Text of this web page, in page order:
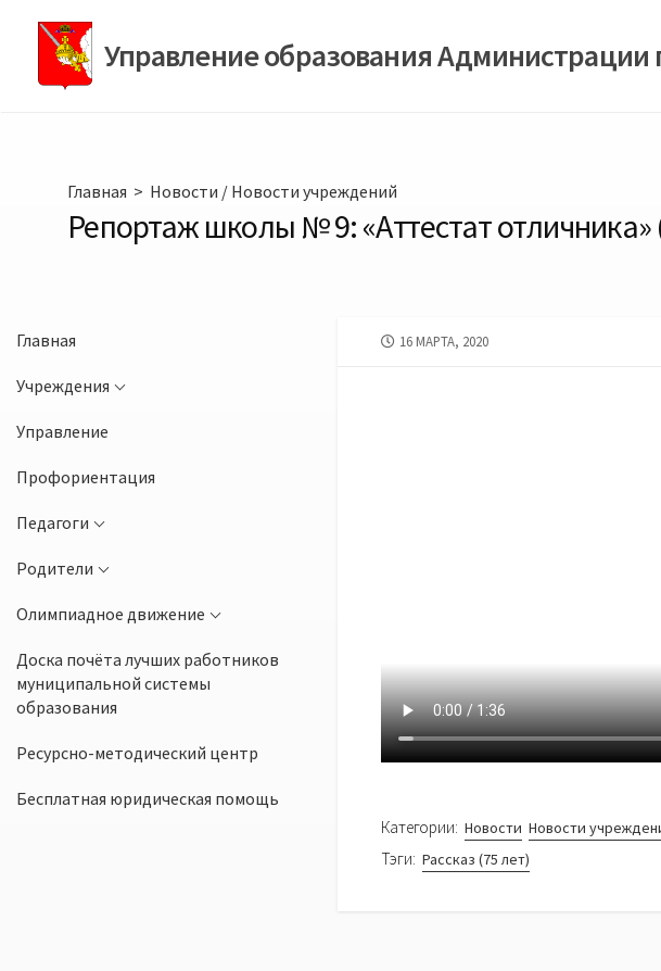
содержимомуУправление образования Администрации
Главная > Новости / Новости учреждений
Репортаж школы № 9: «Аттестат отличника»
Главная
Учреждения
Управление
Профориентация
Педагоги
Родители
Олимпиадное движение
Доска почёта лучших работников
муниципальной системы
образования
Ресурсно-методический центр
Бесплатная юридическая помощь
ДАТА
16 МАРТА, 2020
Категории: Новости Новости
Тэги: Рассказ (75 лет)